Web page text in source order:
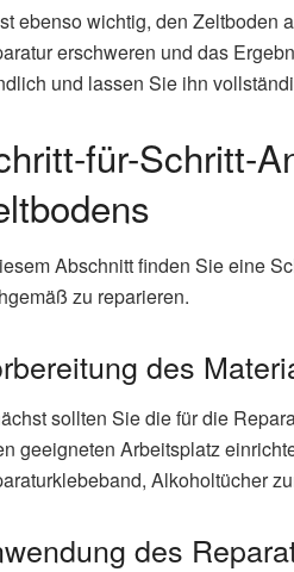
ebenso wichtig, den Zeltboden
erschweren und das
und lassen Sie ihn
für-Schritt-
Abschnitt finden Sie eine
zu reparieren.
des
sollten Sie die für die
geeigneten Arbeitsplatz
Alkoholtücher
des